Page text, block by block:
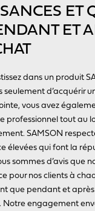
ET
ET
dans un produit
seulement d’acquérir
vous avez
professionnel tout au
SAMSON
élevées qui font la
sommes d’avis que
pour nos clients à
que pendant et après
Notre engagement